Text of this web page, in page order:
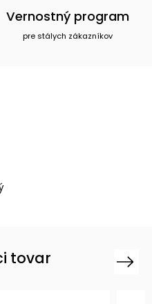
Vernostný program
pre stálych zákazníkov
tovar Next